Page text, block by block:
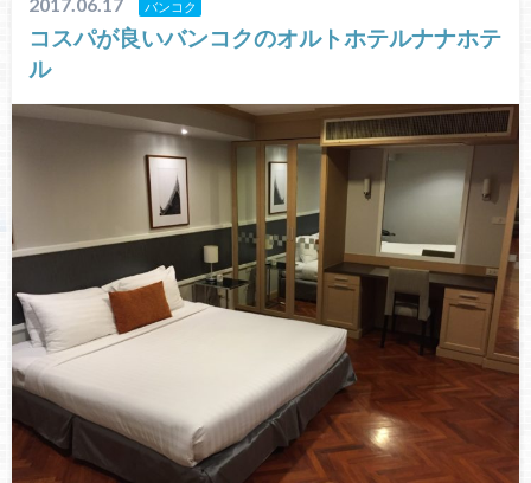
バンコク
コスパが良いバンコクのオルトホテルナナホテ
ル